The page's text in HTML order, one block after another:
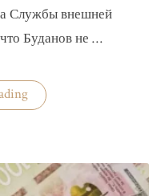
Службы внешней
Буданов не …
«Глава
ГУР
пост»